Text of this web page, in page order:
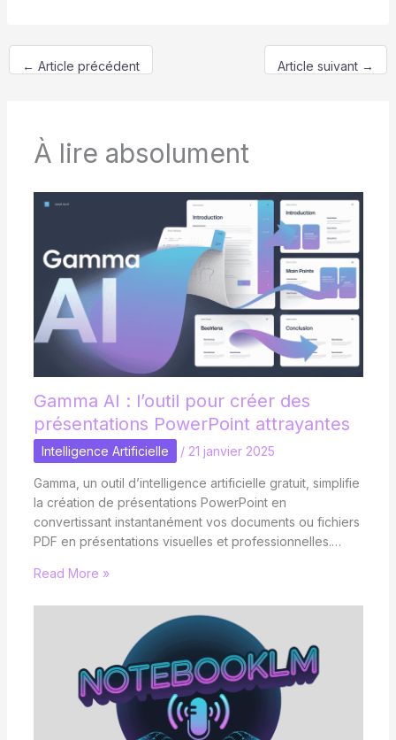
← Article précédent Article suivant →
À lire absolument
Gamma AI : l’outil pour créer des
présentations PowerPoint attrayantes
Intelligence Artificielle / 21 janvier 2025
Gamma, un outil d’intelligence artificielle gratuit, simplifie
la création de présentations PowerPoint en
convertissant instantanément vos documents ou fichiers
PDF en présentations visuelles et professionnelles.…
Read More »